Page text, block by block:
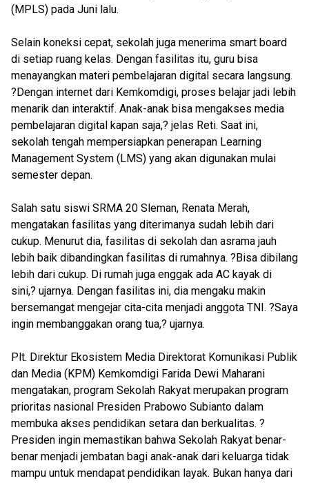
(MPLS) pada Juni lalu.
Selain koneksi cepat, sekolah juga menerima smart board
di setiap ruang kelas. Dengan fasilitas itu, guru bisa
menayangkan materi pembelajaran digital secara langsung.
?Dengan internet dari Kemkomdigi, proses belajar jadi lebih
menarik dan interaktif. Anak-anak bisa mengakses media
pembelajaran digital kapan saja,? jelas Reti. Saat ini,
sekolah tengah mempersiapkan penerapan Learning
Management System (LMS) yang akan digunakan mulai
semester depan.
Salah satu siswi SRMA 20 Sleman, Renata Merah,
mengatakan fasilitas yang diterimanya sudah lebih dari
cukup. Menurut dia, fasilitas di sekolah dan asrama jauh
lebih baik dibandingkan fasilitas di rumahnya. ?Bisa dibilang
lebih dari cukup. Di rumah juga enggak ada AC kayak di
sini,? ujarnya. Dengan fasilitas ini, dia mengaku makin
bersemangat mengejar cita-cita menjadi anggota TNI. ?Saya
ingin membanggakan orang tua,? ujarnya.
Plt. Direktur Ekosistem Media Direktorat Komunikasi Publik
dan Media (KPM) Kemkomdigi Farida Dewi Maharani
mengatakan, program Sekolah Rakyat merupakan program
prioritas nasional Presiden Prabowo Subianto dalam
membuka akses pendidikan setara dan berkualitas. ?
Presiden ingin memastikan bahwa Sekolah Rakyat benar-
benar menjadi jembatan bagi anak-anak dari keluarga tidak
mampu untuk mendapat pendidikan layak. Bukan hanya dari